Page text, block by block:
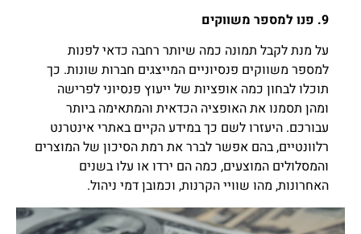
9. פנו למספר משווקים
על מנת לקבל תמונה כמה שיותר רחבה כדאי לפנות
למספר משווקים פנסיוניים המייצגים חברות שונות. כך
תוכלו לבחון כמה אופציות של ייעוץ פנסיוני לפרישה
ומהן תסמנו את האופציה הכדאית והמתאימה ביותר
עבורכם. היעזרו לשם כך במידע הקיים באתרי אינטרנט
רלוונטיים, בהם אפשר לברר את רמת הסיכון של המוצרים
והמסלולים המוצעים, כמה הם ירדו או עלו בשנים
האחרונות, מהו שוויי הקרנות, וכמובן דמי ניהול.